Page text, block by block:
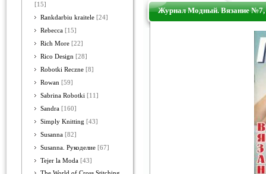
[15]
Rankdarbiu kraitele [24]
Rebecca [15]
Rich More [22]
Rico Design [28]
Robotki Reczne [8]
Rowan [59]
Sabrina Robotki [11]
Sandra [160]
Simply Knitting [43]
Susanna [82]
Susanna. Рукоделие [67]
Tejer la Moda [43]
Журнал Модный. Вязание №7,